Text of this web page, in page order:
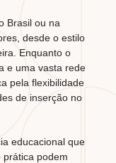
Brasil ou na
desde o estilo
Enquanto o
e uma vasta rede
pela flexibilidade
de inserção no
educacional que
prática podem